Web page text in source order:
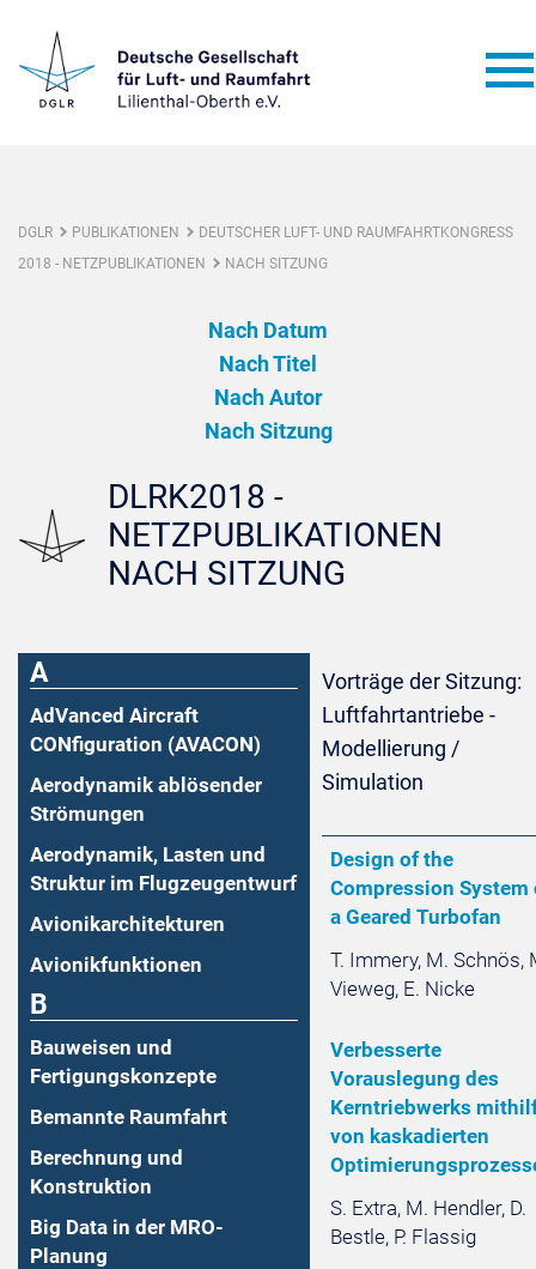
DGLR PUBLIKATIONEN
DEUTSCHER LUFT- UND RAUMFAHRTKONGRESS
2018 - NETZPUBLIKATIONEN
NACH SITZUNG
Nach Datum
Nach Titel
Nach Autor
Nach Sitzung
DLRK2018 -
NETZPUBLIKATIONEN
NACH SITZUNG
A
AdVanced Aircraft
CONfiguration (AVACON)
Aerodynamik ablösender
Strömungen
Aerodynamik, Lasten und
Struktur im Flugzeugentwurf
Avionikarchitekturen
Avionikfunktionen
B
Bauweisen und
Fertigungskonzepte
Bemannte Raumfahrt
Berechnung und
Konstruktion
Big Data in der MRO-
Planung
Vorträge der Sitzung:
Luftfahrtantriebe -
Modellierung /
Simulation
Design of the
Compression System
a Geared Turbofan
T. Immery, M. Schnös,
Vieweg, E. Nicke
Verbesserte
Vorauslegung des
Kerntriebwerks
von kaskadierten
S. Extra, M. Hendler, D.
Bestle, P. Flassig